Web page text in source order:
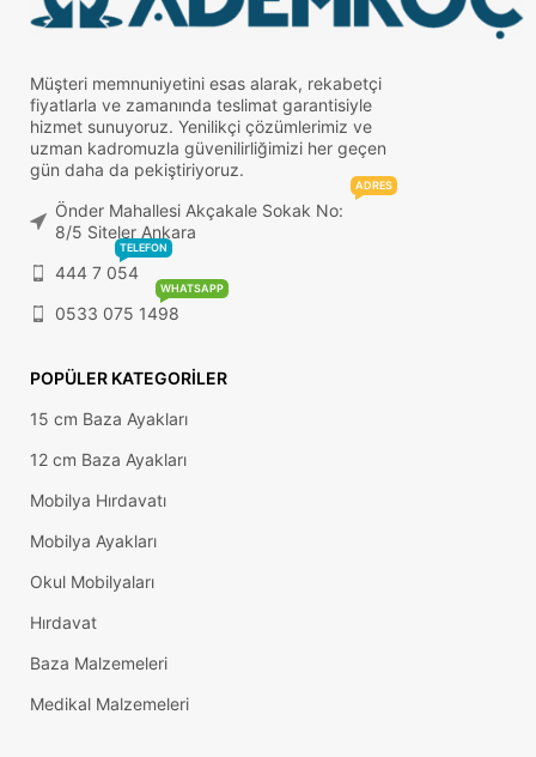
Müşteri memnuniyetini esas alarak, rekabetçi
fiyatlarla ve zamanında teslimat garantisiyle
hizmet sunuyoruz. Yenilikçi çözümlerimiz ve
uzman kadromuzla güvenilirliğimizi her geçen
gün daha da pekiştiriyoruz.
Önder Mahallesi Akçakale Sokak No:
8/5 Siteler Ankara
ADRES
444 7 054
TELEFON
0533 075 1498
WHATSAPP
POPÜLER KATEGORILER
15 cm Baza Ayakları
12 cm Baza Ayakları
Mobilya Hırdavatı
Mobilya Ayakları
Okul Mobilyaları
Hırdavat
Baza Malzemeleri
Medikal Malzemeleri